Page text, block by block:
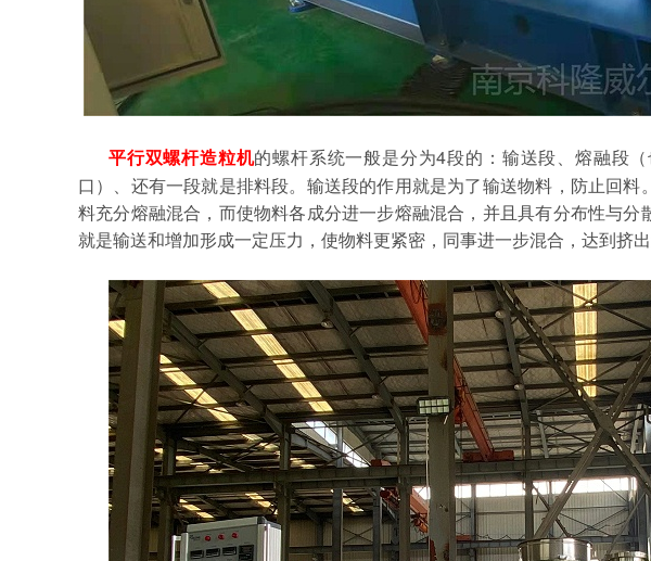
平行双螺杆造粒机的螺杆系统一般是分为4段的：输送段、熔融段
口）、还有一段就是排料段。输送段的作用就是为了输送物料，防止回
料充分熔融混合，而使物料各成分进一步熔融混合，并且具有分布性与
就是输送和增加形成一定压力，使物料更紧密，同事进一步混合，达到挤出